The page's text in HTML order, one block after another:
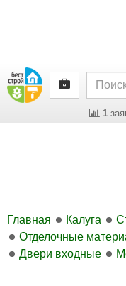
1
Главная Калуга
Отделочные
Двери входные